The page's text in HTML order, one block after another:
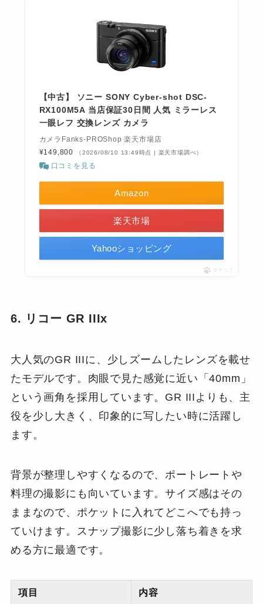
【中古】 ソニー SONY Cyber-shot DSC-
RX100M5A 当店保証30日間 人気 ミラーレス
一眼レフ 交換レンズ カメラ
カメラFanks-PROShop 楽天市場店
¥149,800
（2026/08/10 13:49時点 | 楽天市場調べ）
口コミを見る
Amazon
楽天市場
Yahooショッピング
ポチップ
6. リコー GR IIIx
大人気のGR IIIに、少しズームしたレンズを載せ
たモデルです。肉眼で見た感覚に近い「40mm」
という画角を採用しています。GR IIIよりも、主
役を少し大きく、印象的に写したい時に活躍し
ます。
背景が整理しやすくなるので、ポートレートや
料理の撮影にも向いています。サイズ感はその
ままなので、ポケットに入れてどこへでも持っ
ていけます。スナップ撮影に少し落ち着きを求
める方に最適です。
項目 内容